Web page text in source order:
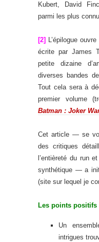
Kubert, David
parmi les plus
[2] L’épilogue
écrite par James
petite dizaine
diverses bandes
Tout cela sera à
premier volume
Batman : Joker
Cet article — se
des critiques
l’entièreté du run
synthétique — a
(site sur lequel je
Les points positifs
Un
intrigues